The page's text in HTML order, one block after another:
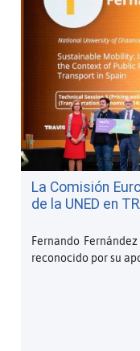
La Comisión
de la UNED en
Fernando
reconocido por su